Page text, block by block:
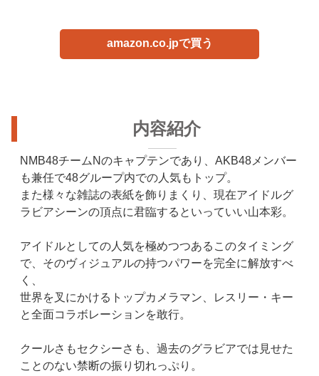
amazon.co.jpで買う
内容紹介
NMB48チームNのキャプテンであり、AKB48メンバー
も兼任で48グループ内での人気もトップ。
また様々な雑誌の表紙を飾りまくり、現在アイドルグ
ラビアシーンの頂点に君臨するといっていい山本彩。
アイドルとしての人気を極めつつあるこのタイミング
で、そのヴィジュアルの持つパワーを完全に解放すべ
く、
世界を叉にかけるトップカメラマン、レスリー・キー
と全面コラボレーションを敢行。
クールさもセクシーさも、過去のグラビアでは見せた
ことのない禁断の振り切れっぷり。